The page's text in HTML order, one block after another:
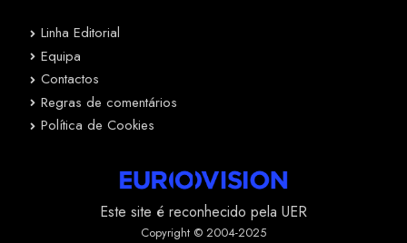
Linha Editorial
Equipa
Contactos
Regras de comentários
Política de Cookies
Este site é reconhecido pela UER
Copyright © 2004-2025